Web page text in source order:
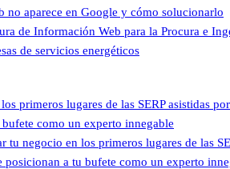
no aparece en Google y cómo solucionarlo
de Información Web para la Procura e
de servicios energéticos
primeros lugares de las SERP asistidas
como un experto innegable
tu negocio en los primeros lugares de las
posicionan a tu bufete como un experto